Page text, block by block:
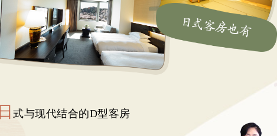
日式与现代结合的D型客房